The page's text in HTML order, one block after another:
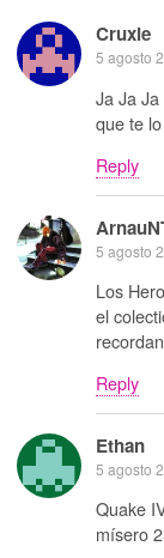
Cruxie
5 agosto
Ja Ja
que te
Reply
5 agosto
Los
el
Reply
Ethan
5 agosto
Quake
mísero